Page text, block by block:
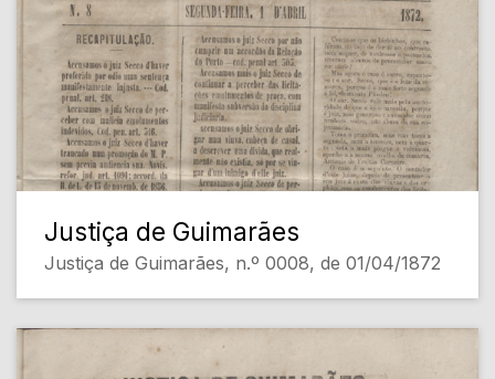
Justiça de Guimarães
Justiça de Guimarães, n.º 0008, de 01/04/1872